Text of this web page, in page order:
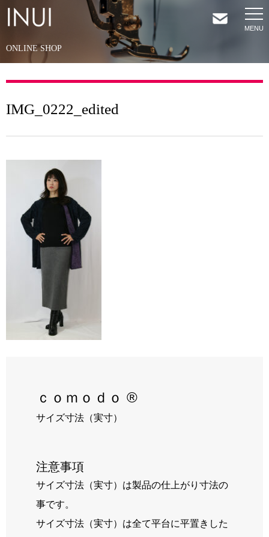
HOME
ONLINE SHOP
IMG_0222_edited
ｃｏｍｏｄｏ ®
サイズ寸法（実寸）
注意事項
サイズ寸法（実寸）は製品の仕上がり寸法の
事です。
サイズ寸法（実寸）は全て平台に平置きした